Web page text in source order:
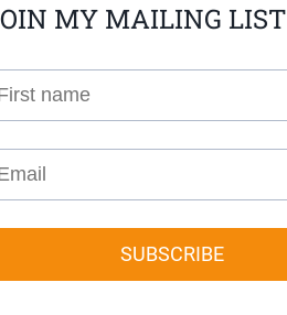
MY MAILING LIST
SUBSCRIBE